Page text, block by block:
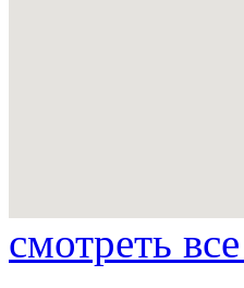
смотреть